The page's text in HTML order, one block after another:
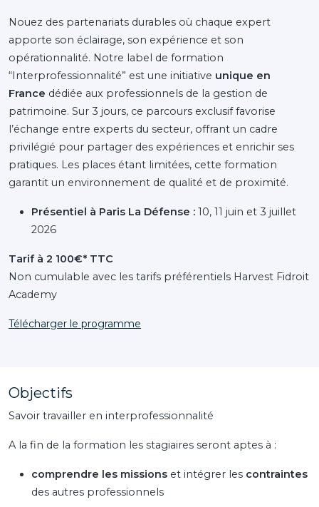
Nouez des partenariats durables où chaque expert
apporte son éclairage, son expérience et son
opérationnalité. Notre label de formation
“Interprofessionnalité” est une initiative unique en
France dédiée aux professionnels de la gestion de
patrimoine. Sur 3 jours, ce parcours exclusif favorise
l’échange entre experts du secteur, offrant un cadre
privilégié pour partager des expériences et enrichir ses
pratiques. Les places étant limitées, cette formation
garantit un environnement de qualité et de proximité.
Présentiel à Paris La Défense : 10, 11 juin et 3 juillet
2026
Tarif à 2 100€* TTC
Non cumulable avec les tarifs préférentiels Harvest Fidroit
Academy
Télécharger le programme
Objectifs
Savoir travailler en interprofessionnalité
A la fin de la formation les stagiaires seront aptes à :
comprendre les missions et intégrer les contraintes
des autres professionnels